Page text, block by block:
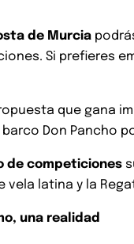
de Murcia
Si prefieres
que gana
barco Don Pancho
de competiciones
vela latina y la
una realidad